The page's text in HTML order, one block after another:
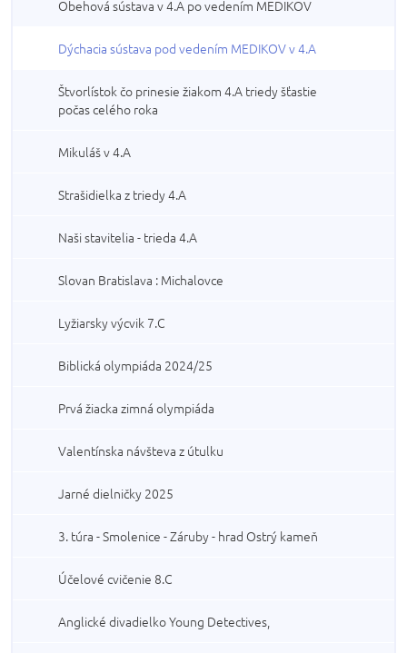
Obehová sústava v 4.A po vedením MEDIKOV
Dýchacia sústava pod vedením MEDIKOV v 4.A
Štvorlístok čo prinesie žiakom 4.A triedy šťastie
počas celého roka
Mikuláš v 4.A
Strašidielka z triedy 4.A
Naši stavitelia - trieda 4.A
Slovan Bratislava : Michalovce
Lyžiarsky výcvik 7.C
Biblická olympiáda 2024/25
Prvá žiacka zimná olympiáda
Valentínska návšteva z útulku
Jarné dielničky 2025
3. túra - Smolenice - Záruby - hrad Ostrý kameň
Účelové cvičenie 8.C
Anglické divadielko Young Detectives,